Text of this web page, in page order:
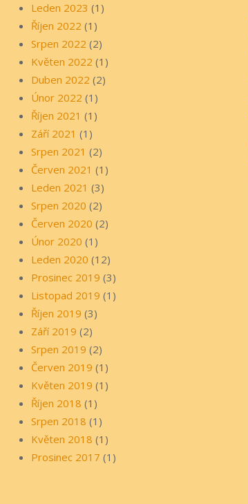
Leden 2023 (1)
Říjen 2022 (1)
Srpen 2022 (2)
Květen 2022 (1)
Duben 2022 (2)
Únor 2022 (1)
Říjen 2021 (1)
Září 2021 (1)
Srpen 2021 (2)
Červen 2021 (1)
Leden 2021 (3)
Srpen 2020 (2)
Červen 2020 (2)
Únor 2020 (1)
Leden 2020 (12)
Prosinec 2019 (3)
Listopad 2019 (1)
Říjen 2019 (3)
Září 2019 (2)
Srpen 2019 (2)
Červen 2019 (1)
Květen 2019 (1)
Říjen 2018 (1)
Srpen 2018 (1)
Květen 2018 (1)
Prosinec 2017 (1)